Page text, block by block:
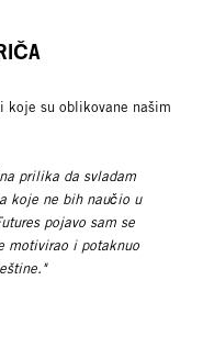
koje su oblikovane našim
prilika da svladam
koje ne bih naučio u
pojavo sam se
motivirao i potaknuo